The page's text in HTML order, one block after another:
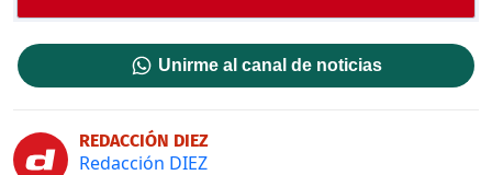
Unirme al canal de noticias
REDACCIÓN DIEZ
Redacción DIEZ